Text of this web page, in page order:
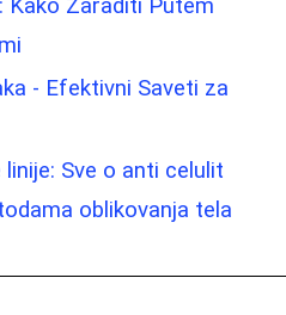
Zaraditi Putem
- Efektivni Saveti za
Sve o anti celulit
oblikovanja tela